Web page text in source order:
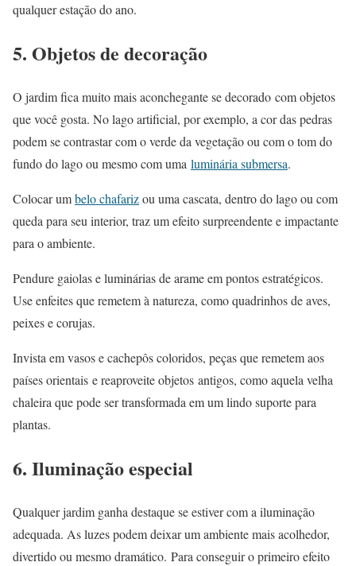
qualquer estação do ano.
5. Objetos de decoração
O jardim fica muito mais aconchegante se decorado com objetos
que você gosta. No lago artificial, por exemplo, a cor das pedras
podem se contrastar com o verde da vegetação ou com o tom do
fundo do lago ou mesmo com uma luminária submersa.
Colocar umbelo chafarizou uma cascata, dentro do lago ou com
queda para seu interior, traz um efeito surpreendente e impactante
para o ambiente.
Pendure gaiolas e luminárias de arame em pontos estratégicos.
Use enfeites que remetem à natureza, como quadrinhos de aves,
peixes e corujas.
Invista em vasos e cachepôs coloridos, peças que remetem aos
países orientais e reaproveite objetos antigos, como aquela velha
chaleira que pode ser transformada em um lindo suporte para
plantas.
6. Iluminação especial
Qualquer jardim ganha destaque se estiver com a iluminação
adequada. As luzes podem deixar um ambiente mais acolhedor,
divertido ou mesmo dramático. Para conseguir o primeiro efeito